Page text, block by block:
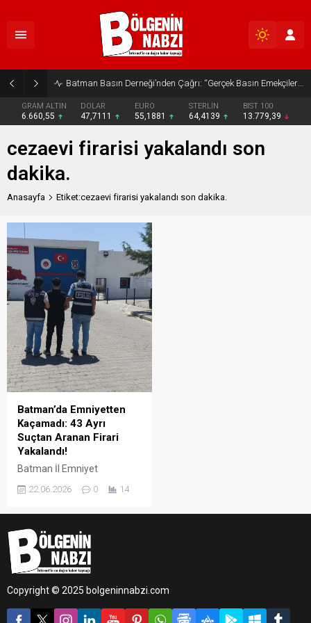
Batman Basın Derneği’nden Çağrı: “Gerçek Basın Emekçileri Desteklenmeli”
GRAM ALTIN
6.660,55
DOLAR
47,7111
EURO
55,1881
STERLİN
64,4139
BIST 100
13.779,39
cezaevi firarisi yakalandı son
dakika.
Anasayfa Etiket:cezaevi firarisi yakalandı son dakika.
Batman’da Emniyetten
Kaçamadı: 43 Ayrı
Suçtan Aranan Firari
Yakalandı!
Batman İl Emniyet
gerçekleştirdiği titiz saha
hapis cezası bulunan ve 43
ayrı suçtan aranan cezaevi
firarisi B.Ü. kıskıvrak
22.06.2026 0 14
Copyright © 2025 bolgeninnabzi.com